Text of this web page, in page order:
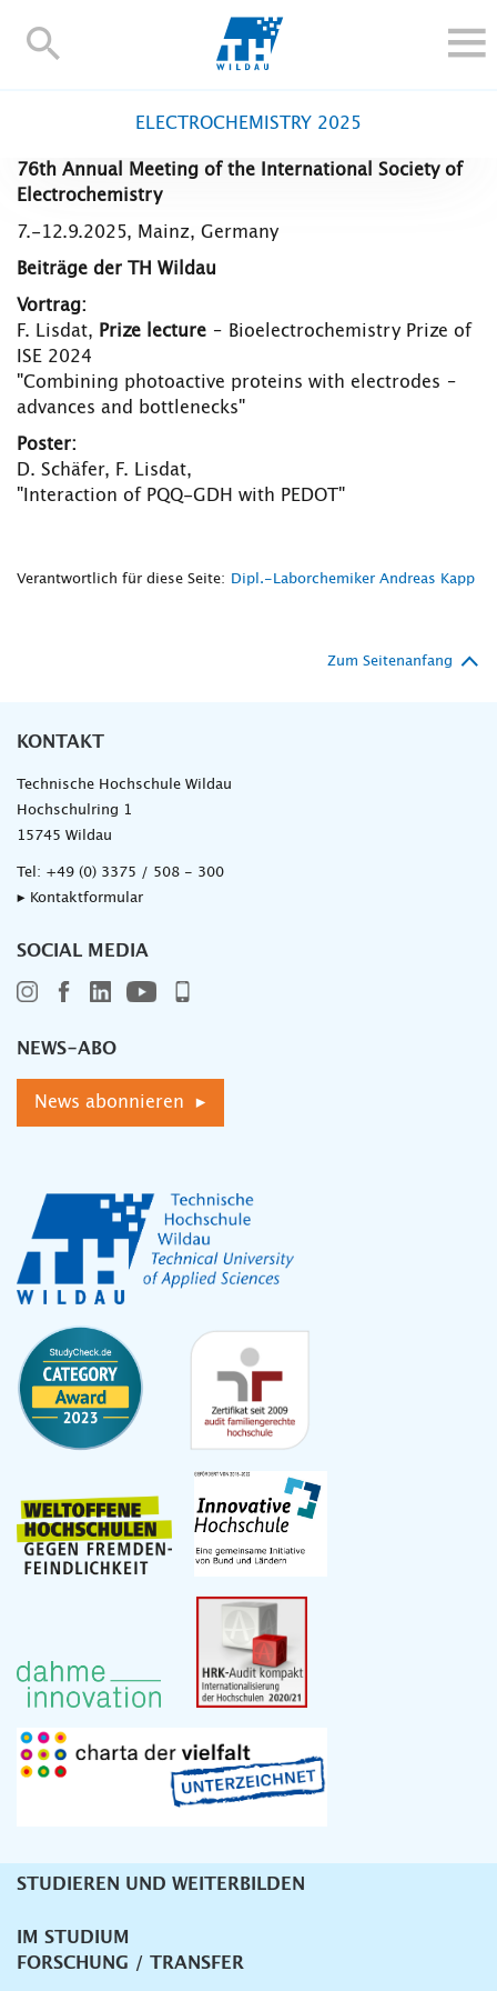
TH-
FORSCHUNG UND TRANSFER
BESCHÄFTIGTE
TH Online-Portal Personensuche
ELECTROCHEMISTRY 2025
76th Annual Meeting of the International Society of
Electrochemistry
7.-12.9.2025, Mainz, Germany
Beiträge der TH Wildau
Vortrag:
F. Lisdat, Prize lecture – Bioelectrochemistry Prize of
ISE 2024
"Combining photoactive proteins with electrodes –
advances and bottlenecks"
Poster:
D. Schäfer, F. Lisdat,
"Interaction of PQQ-GDH with PEDOT"
Verantwortlich für diese Seite: Dipl.-Laborchemiker Andreas Kapp
Zum Seitenanfang
KONTAKT
Technische Hochschule Wildau
Hochschulring 1
15745 Wildau
Tel: +49 (0) 3375 / 508 - 300
▸ Kontaktformular
SOCIAL MEDIA
NEWS-ABO
News abonnieren ▸
Unternavigation
STUDIEREN UND WEITERBILDEN
IM STUDIUM
FORSCHUNG / TRANSFER